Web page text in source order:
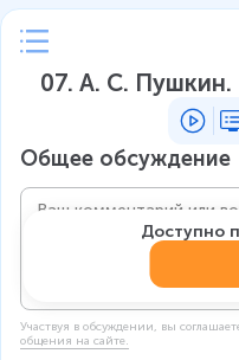
07. А. С.
Общее обсуждение
Участвуя в обсуждении, вы
общения на сайте.
Доступно